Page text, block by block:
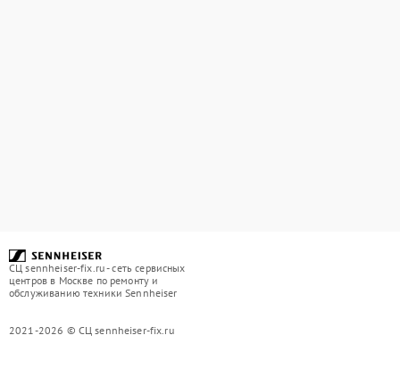
СЦ sennheiser-fix.ru - сеть сервисных
центров в Москве по ремонту и
обслуживанию техники Sennheiser
2021-2026 © СЦ sennheiser-fix.ru